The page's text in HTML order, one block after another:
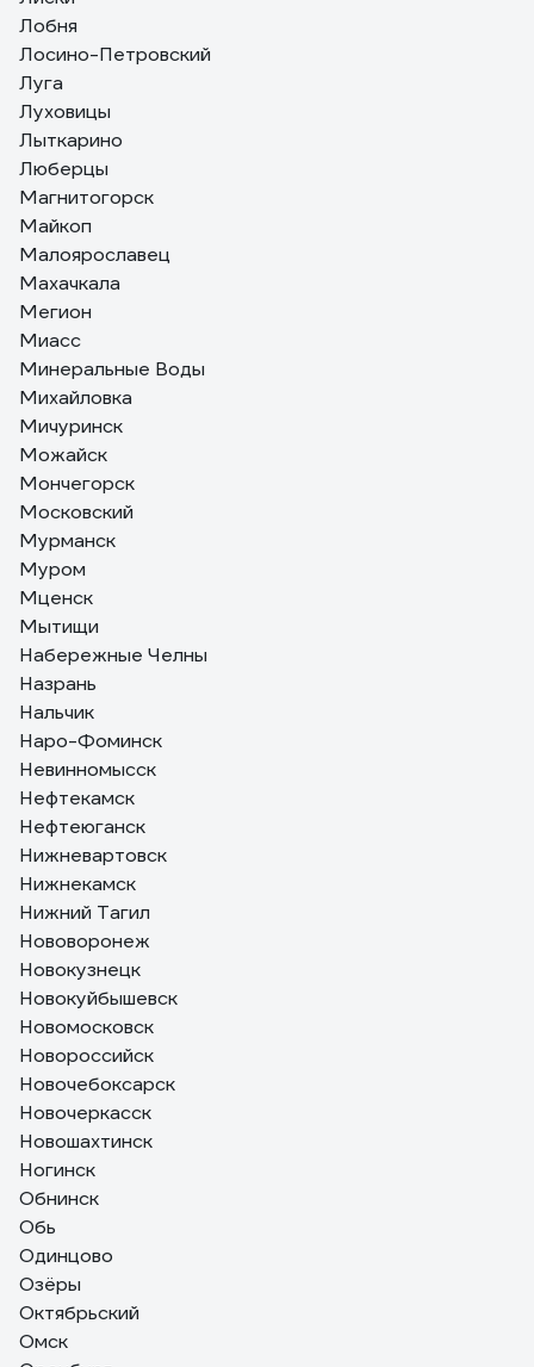
Лобня
Лосино-Петровский
Луга
Луховицы
Лыткарино
Люберцы
Магнитогорск
Майкоп
Малоярославец
Махачкала
Мегион
Миасс
Минеральные Воды
Михайловка
Мичуринск
Можайск
Мончегорск
Московский
Мурманск
Муром
Мценск
Мытищи
Набережные Челны
Назрань
Нальчик
Наро-Фоминск
Невинномысск
Нефтекамск
Нефтеюганск
Нижневартовск
Нижнекамск
Нижний Тагил
Нововоронеж
Новокузнецк
Новокуйбышевск
Новомосковск
Новороссийск
Новочебоксарск
Новочеркасск
Новошахтинск
Ногинск
Обнинск
Обь
Одинцово
Озёры
Октябрьский
Омск